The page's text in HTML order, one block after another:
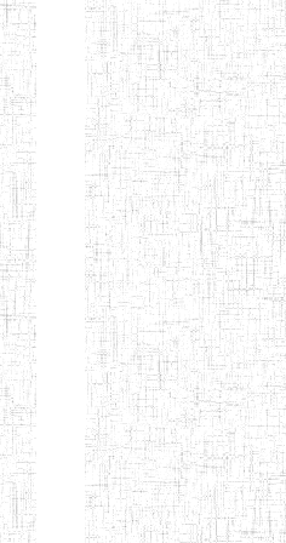
Afficher
Début Préc.
Suivant
Fin
MOKOLO